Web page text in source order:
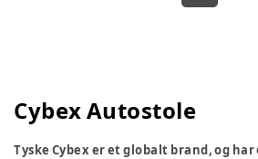
Cybex Autostole
Tyske Cybex er et globalt brand, og